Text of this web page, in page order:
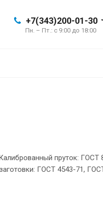
+7(343)200-01-30
Пн. – Пт.: с 9:00 до 18:00
пруток: ГОСТ
ГОСТ 4543-71,